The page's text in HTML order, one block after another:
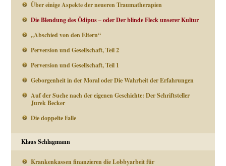
Über einige Aspekte der neueren Traumatherapien
Die Blendung des Ödipus – oder Der blinde Fleck unserer Kultur
„Abschied von den Eltern“
Perversion und Gesellschaft, Teil 2
Perversion und Gesellschaft, Teil 1
Geborgenheit in der Moral oder Die Wahrheit der Erfahrungen
Auf der Suche nach der eigenen Geschichte: Der Schriftsteller
Jurek Becker
Die doppelte Falle
Klaus Schlagmann
Krankenkassen finanzieren die Lobbyarbeit für